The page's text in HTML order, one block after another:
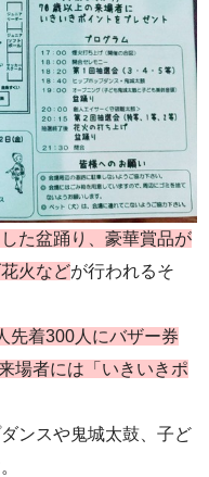
た盆踊り、豪華賞品が
火などが行われるそ
先着300人にバザー券
場者には「いきいきポ
ンスや鬼城太鼓、子ど